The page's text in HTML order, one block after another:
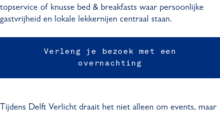
topservice of knusse bed & breakfasts waar persoonlijke
gastvrijheid en lokale lekkernijen centraal staan.
Verleng je bezoek met een
overnachting
Tijdens Delft Verlicht draait het niet alleen om events, maar